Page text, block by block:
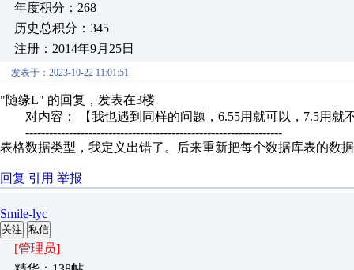
年度积分：268
历史总积分：345
注册：2014年9月25日
发表于：2023-10-22 11:01:51
"随缘L" 的回复，发表在3楼
对内容： 【我也遇到同样的问题，6.55用就可以，7.5用就
-----------------------------------------------------------------
表格数据类型，我定义出错了。后来重新把每个数据库表的数
回复 引用 举报
Smile-lyc
关注 私信
[管理员]